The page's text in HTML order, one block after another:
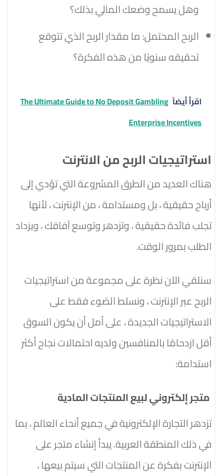
وهل يسمح وضعك المالي بذلك؟
الربح المحتمل: ما مقدار الربح الذي تتوقع
تحقيقه سنويًا من هذه الفكرة؟
اقرأ أيضاً The Ultimate Guide to No Deposit Gambling
Enterprise Incentives
استراتيجيات الربح من الانترنت
هناك العديد من الطرق المشروعة التي تؤدي إلى
أرباح حقيقية ، بل ومستدامة ، من الإنترنت ، لأنها
تجلب فائدة حقيقية ، وتزدهر وتوسع آفاقك ، ويزداد
الطلب بمرور الوقت.
سنلقي الآن نظرة على مجموعة من استراتيجيات
الربح عبر الإنترنت ، ونسلط الضوء فقط على
الاستراتيجيات الجديدة ، على أمل أن يكون السوق
أقل ازدحامًا بالمنافسين ولديه احتمالات نجاح أكثر
استدامة:
متجر إلكتروني لبيع المنتجات المادية
تزدهر التجارة الإلكترونية في جميع أنحاء العالم ، بما
في ذلك المنطقة العربية. يبدأ إنشاء متجر على
الإنترنت بفكرة عن المنتجات التي سيتم بيعها ،